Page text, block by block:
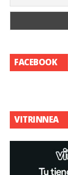
FACEBOOK
VITRINNEA